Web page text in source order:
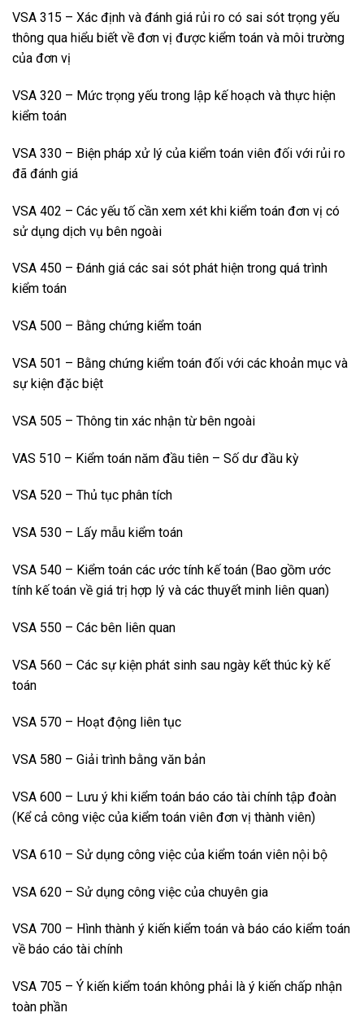
VSA 315 – Xác định và đánh giá rủi ro có sai sót trọng yếu
thông qua hiểu biết về đơn vị được kiểm toán và môi trường
của đơn vị
VSA 320 – Mức trọng yếu trong lập kế hoạch và thực hiện
kiểm toán
VSA 330 – Biện pháp xử lý của kiểm toán viên đối với rủi ro
đã đánh giá
VSA 402 – Các yếu tố cần xem xét khi kiểm toán đơn vị có
sử dụng dịch vụ bên ngoài
VSA 450 – Đánh giá các sai sót phát hiện trong quá trình
kiểm toán
VSA 500 – Bằng chứng kiểm toán
VSA 501 – Bằng chứng kiểm toán đối với các khoản mục và
sự kiện đặc biệt
VSA 505 – Thông tin xác nhận từ bên ngoài
VAS 510 – Kiểm toán năm đầu tiên – Số dư đầu kỳ
VSA 520 – Thủ tục phân tích
VSA 530 – Lấy mẫu kiểm toán
VSA 540 – Kiểm toán các ước tính kế toán (Bao gồm ước
tính kế toán về giá trị hợp lý và các thuyết minh liên quan)
VSA 550 – Các bên liên quan
VSA 560 – Các sự kiện phát sinh sau ngày kết thúc kỳ kế
toán
VSA 570 – Hoạt động liên tục
VSA 580 – Giải trình bằng văn bản
VSA 600 – Lưu ý khi kiểm toán báo cáo tài chính tập đoàn
(Kể cả công việc của kiểm toán viên đơn vị thành viên)
VSA 610 – Sử dụng công việc của kiểm toán viên nội bộ
VSA 620 – Sử dụng công việc của chuyên gia
VSA 700 – Hình thành ý kiến kiểm toán và báo cáo kiểm toán
về báo cáo tài chính
VSA 705 – Ý kiến kiểm toán không phải là ý kiến chấp nhận
toàn phần